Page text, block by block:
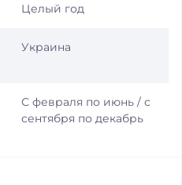
Целый год
Украина
С февраля по июнь / с
сентября по декабрь